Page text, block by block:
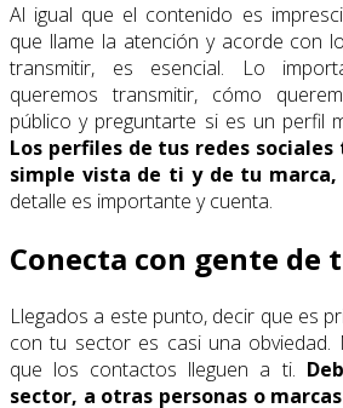
Al igual que el contenido es
que llame la atención y acorde con
transmitir, es esencial. Lo
queremos transmitir, cómo
público y preguntarte si es un perfil
Los perfiles de tus redes
simple vista de ti y de tu marca,
detalle es importante y cuenta.
Conecta con gente de
Llegados a este punto, decir que es
con tu sector es casi una obviedad.
que los contactos lleguen a ti.
sector, a otras personas o